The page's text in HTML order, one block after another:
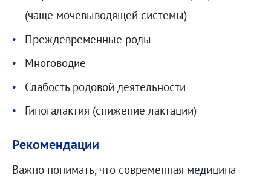
(чаще мочевыводящей системы)
Преждевременные роды
Многоводие
Слабость родовой деятельности
Гипогалактия (снижение лактации)
Рекомендации
Важно понимать, что современная медицина